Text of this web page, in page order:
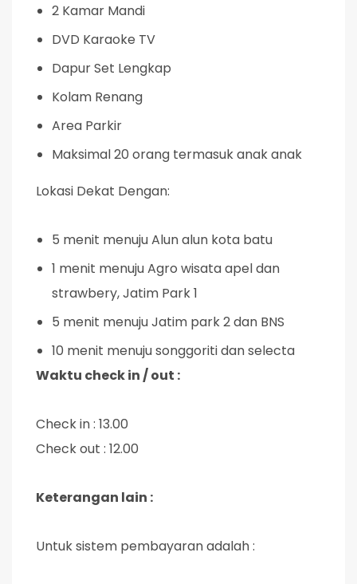
2 Kamar Mandi
DVD Karaoke TV
Dapur Set Lengkap
Kolam Renang
Area Parkir
Maksimal 20 orang termasuk anak anak
Lokasi Dekat Dengan:
5 menit menuju Alun alun kota batu
1 menit menuju Agro wisata apel dan
strawbery, Jatim Park 1
5 menit menuju Jatim park 2 dan BNS
10 menit menuju songgoriti dan selecta
Waktu check in / out :
Check in : 13.00
Check out : 12.00
Keterangan lain :
Untuk sistem pembayaran adalah :